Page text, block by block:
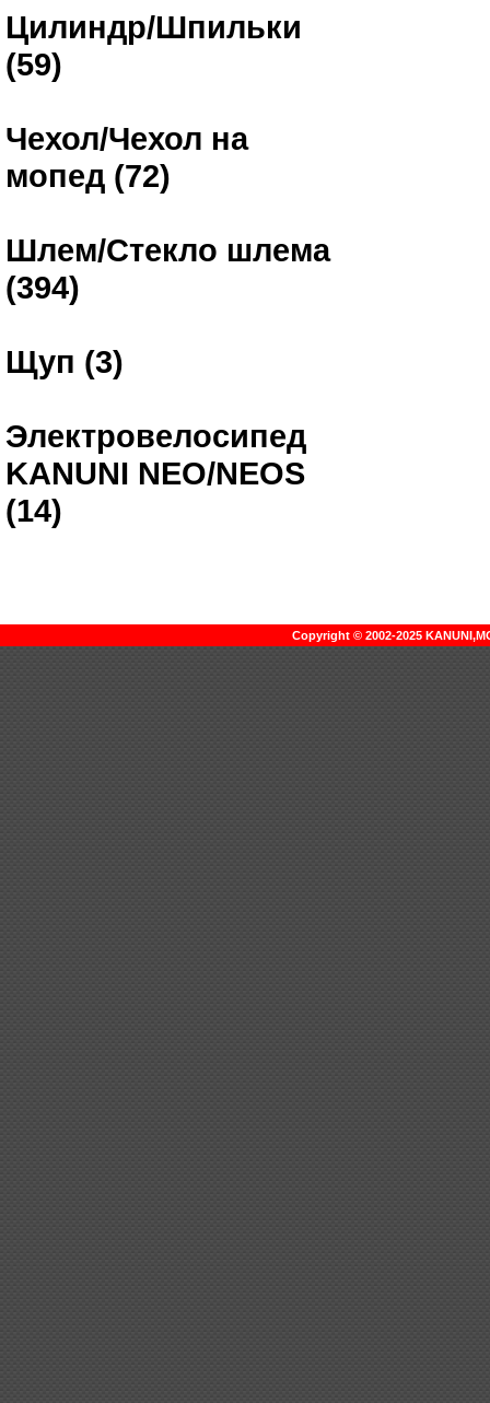
Цилиндр/Шпильки
(59)
Чехол/Чехол на
мопед (72)
Шлем/Стекло шлема
(394)
Щуп (3)
Электровелосипед
KANUNI NEO/NEOS
(14)
Copyright © 2002-2025